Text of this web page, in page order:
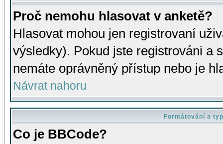
Proč nemohu hlasovat v anketě?
Hlasovat mohou jen registrovaní
výsledky). Pokud jste registrováni a
nemáte oprávněný přístup nebo je
Návrat nahoru
Formátování a
Co je BBCode?